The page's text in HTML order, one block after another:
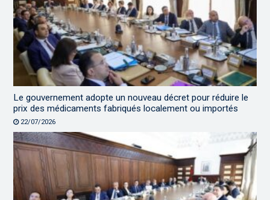
Le gouvernement adopte un nouveau décret pour réduire le
prix des médicaments fabriqués localement ou importés
22/07/2026